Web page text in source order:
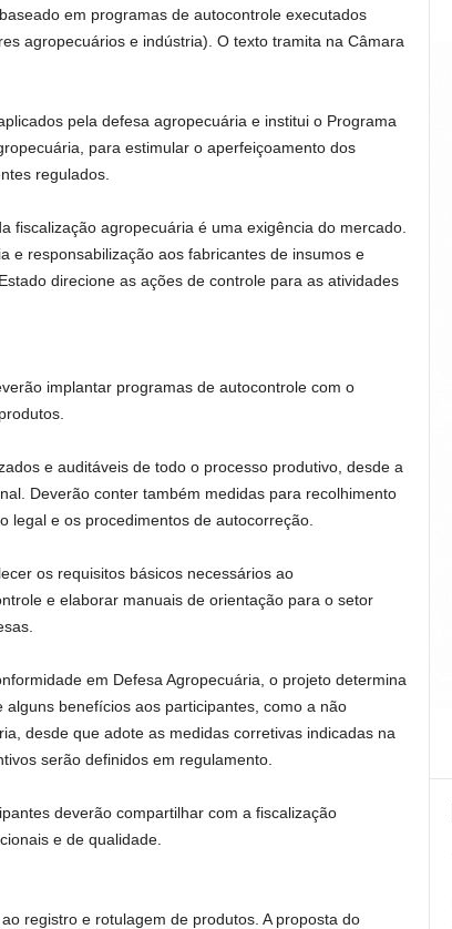
em programas de autocontrole executados
agropecuários e indústria). O texto tramita na Câmara
pela defesa agropecuária e institui o Programa
para estimular o aperfeiçoamento dos
regulados.
fiscalização agropecuária é uma exigência do mercado.
e responsabilização aos fabricantes de insumos e
direcione as ações de controle para as atividades
implantar programas de autocontrole com o
e auditáveis de todo o processo produtivo, desde a
Deverão conter também medidas para recolhimento
legal e os procedimentos de autocorreção.
os requisitos básicos necessários ao
e elaborar manuais de orientação para o setor
em Defesa Agropecuária, o projeto determina
benefícios aos participantes, como a não
desde que adote as medidas corretivas indicadas na
serão definidos em regulamento.
deverão compartilhar com a fiscalização
e de qualidade.
registro e rotulagem de produtos. A proposta do